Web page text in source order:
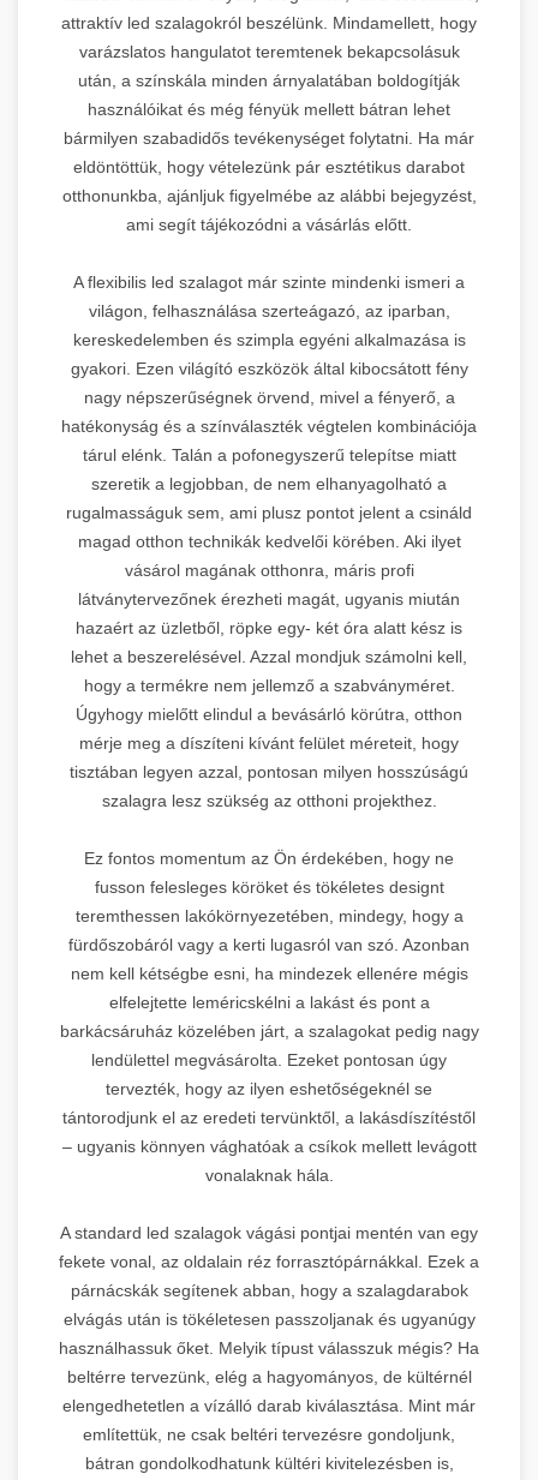
attraktív led szalagokról beszélünk. Mindamellett, hogy
varázslatos hangulatot teremtenek bekapcsolásuk
után, a színskála minden árnyalatában boldogítják
használóikat és még fényük mellett bátran lehet
bármilyen szabadidős tevékenységet folytatni. Ha már
eldöntöttük, hogy vételezünk pár esztétikus darabot
otthonunkba, ajánljuk figyelmébe az alábbi bejegyzést,
ami segít tájékozódni a vásárlás előtt.
A flexibilis led szalagot már szinte mindenki ismeri a
világon, felhasználása szerteágazó, az iparban,
kereskedelemben és szimpla egyéni alkalmazása is
gyakori. Ezen világító eszközök által kibocsátott fény
nagy népszerűségnek örvend, mivel a fényerő, a
hatékonyság és a színválaszték végtelen kombinációja
tárul elénk. Talán a pofonegyszerű telepítse miatt
szeretik a legjobban, de nem elhanyagolható a
rugalmasságuk sem, ami plusz pontot jelent a csináld
magad otthon technikák kedvelői körében. Aki ilyet
vásárol magának otthonra, máris profi
látványtervezőnek érezheti magát, ugyanis miután
hazaért az üzletből, röpke egy- két óra alatt kész is
lehet a beszerelésével. Azzal mondjuk számolni kell,
hogy a termékre nem jellemző a szabványméret.
Úgyhogy mielőtt elindul a bevásárló körútra, otthon
mérje meg a díszíteni kívánt felület méreteit, hogy
tisztában legyen azzal, pontosan milyen hosszúságú
szalagra lesz szükség az otthoni projekthez.
Ez fontos momentum az Ön érdekében, hogy ne
fusson felesleges köröket és tökéletes designt
teremthessen lakókörnyezetében, mindegy, hogy a
fürdőszobáról vagy a kerti lugasról van szó. Azonban
nem kell kétségbe esni, ha mindezek ellenére mégis
elfelejtette leméricskélni a lakást és pont a
barkácsáruház közelében járt, a szalagokat pedig nagy
lendülettel megvásárolta. Ezeket pontosan úgy
tervezték, hogy az ilyen eshetőségeknél se
tántorodjunk el az eredeti tervünktől, a lakásdíszítéstől
– ugyanis könnyen vághatóak a csíkok mellett levágott
vonalaknak hála.
A standard led szalagok vágási pontjai mentén van egy
fekete vonal, az oldalain réz forrasztópárnákkal. Ezek a
párnácskák segítenek abban, hogy a szalagdarabok
elvágás után is tökéletesen passzoljanak és ugyanúgy
használhassuk őket. Melyik típust válasszuk mégis? Ha
beltérre tervezünk, elég a hagyományos, de kültérnél
elengedhetetlen a vízálló darab kiválasztása. Mint már
említettük, ne csak beltéri tervezésre gondoljunk,
bátran gondolkodhatunk kültéri kivitelezésben is,